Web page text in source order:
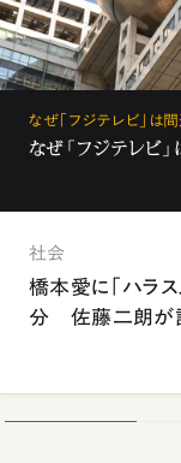
なぜ「フジテレビ」は
なぜ「フジテレビ
社会
橋本愛に「ハラ
分 佐藤二朗が語